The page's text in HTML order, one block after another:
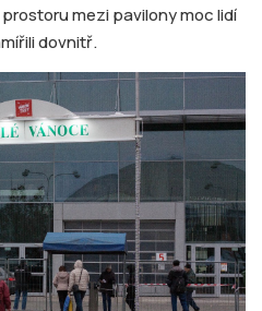
mezi pavilony moc lidí
dovnitř.